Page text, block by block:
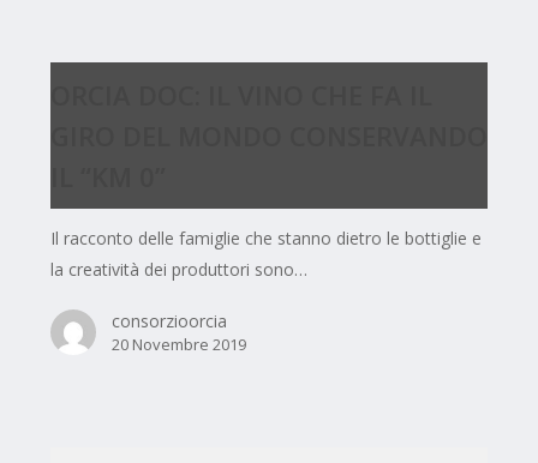
DOC:
GIRO
DEL
MONDO
CONSERVANDO
Il racconto delle famiglie che stanno dietro le bottiglie e
la creatività dei produttori sono…
consorzioorcia
20 Novembre 2019